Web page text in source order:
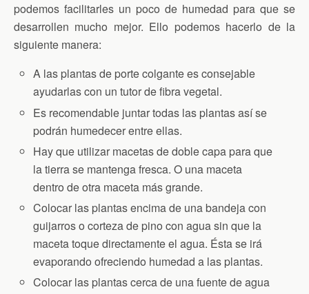
podemos facilitarles un poco de humedad para que se
desarrollen mucho mejor. Ello podemos hacerlo de la
siguiente manera:
A las plantas de porte colgante es consejable
ayudarlas con un tutor de fibra vegetal.
Es recomendable juntar todas las plantas así se
podrán humedecer entre ellas.
Hay que utilizar macetas de doble capa para que
la tierra se mantenga fresca. O una maceta
dentro de otra maceta más grande.
Colocar las plantas encima de una bandeja con
guijarros o corteza de pino con agua sin que la
maceta toque directamente el agua. Ésta se irá
evaporando ofreciendo humedad a las plantas.
Colocar las plantas cerca de una fuente de agua